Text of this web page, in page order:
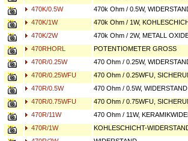
470K/0.5W
470k Ohm / 0.5W,
470K/1W
470k Ohm / 1W,
470K/2W
470k Ohm / 2W, METALL
470RHORL
POTENTIOMETER GROSS
470R/0.25W
470 Ohm / 0.25W,
470R/0.25WFU
470 Ohm / 0.25WFU,
470R/0.5W
470 Ohm / 0.5W, WIDERSTAND
470R/0.75WFU
470 Ohm / 0.75WFU,
470R/11W
470 Ohm / 11W,
470R/1W
KOHLESCHICHT-